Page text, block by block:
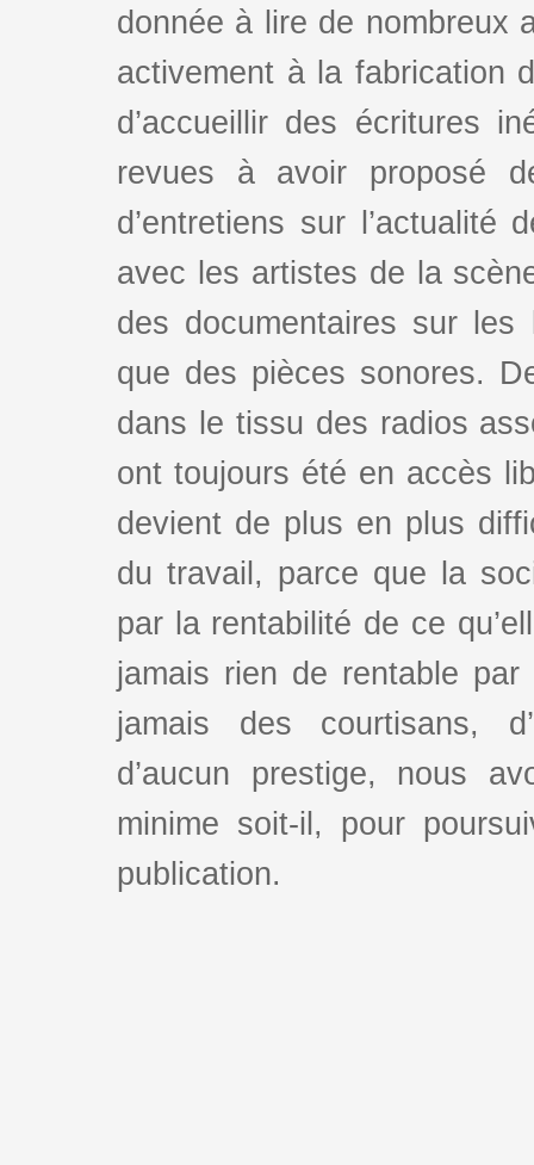
donnée à lire de nombreux
activement à la fabrication
d’accueillir des écritures
revues à avoir proposé
d’entretiens sur l’actualité
avec les artistes de la
des documentaires sur
que des pièces sonores.
dans le tissu des radios
ont toujours été en accès
devient de plus en plus
du travail, parce que la
par la rentabilité de ce
jamais rien de rentable
jamais des courtisans,
d’aucun prestige, nous
minime soit-il, pour
publication.